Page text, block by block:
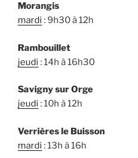
Morangis
mardi : 9h30 à 12h
Rambouillet
jeudi : 14h à 16h30
Savigny sur Orge
jeudi : 10h à 12h
Verrières le Buisson
mardi : 13h à 16h